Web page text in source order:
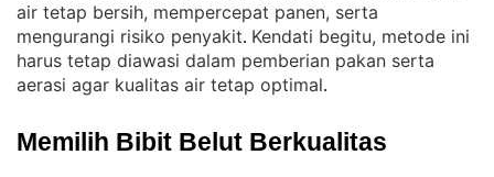
air tetap bersih, mempercepat panen, serta
mengurangi risiko penyakit. Kendati begitu, metode ini
harus tetap diawasi dalam pemberian pakan serta
aerasi agar kualitas air tetap optimal.
Memilih Bibit Belut Berkualitas